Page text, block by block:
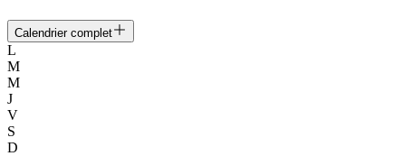
Calendrier complet
L
M
M
J
V
S
D